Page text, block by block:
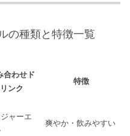
の種類と特徴一覧
合わせド
リンク
特徴
ャーエ
爽やか・飲みやすい